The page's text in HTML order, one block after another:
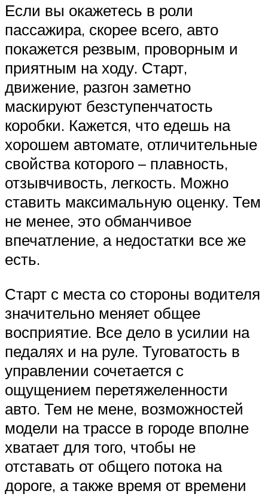
Если вы окажетесь в роли
пассажира, скорее всего, авто
покажется резвым, проворным и
приятным на ходу. Старт,
движение, разгон заметно
маскируют безступенчатость
коробки. Кажется, что едешь на
хорошем автомате, отличительные
свойства которого – плавность,
отзывчивость, легкость. Можно
ставить максимальную оценку. Тем
не менее, это обманчивое
впечатление, а недостатки все же
есть.
Старт с места со стороны водителя
значительно меняет общее
восприятие. Все дело в усилии на
педалях и на руле. Туговатость в
управлении сочетается с
ощущением перетяжеленности
авто. Тем не мене, возможностей
модели на трассе в городе вполне
хватает для того, чтобы не
отставать от общего потока на
дороге, а также время от времени